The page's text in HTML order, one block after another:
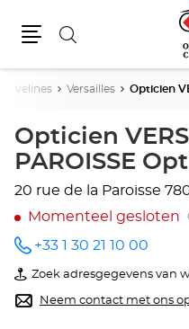
Zoeken
Yvelines Versailles Opticien
Opticien
PAROISSE
20 rue de la Paroisse
Momenteel gesloten
telefoonnummer
+33 1 30 21 10 00
Zoek adresgegevens van
van
Opticien
VERSAILLES
Neem contact met ons